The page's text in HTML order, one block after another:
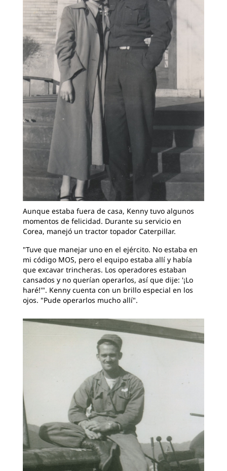
Aunque estaba fuera de casa, Kenny tuvo algunos
momentos de felicidad. Durante su servicio en
Corea, manejó un tractor topador Caterpillar.
"Tuve que manejar uno en el ejército. No estaba en
mi código MOS, pero el equipo estaba allí y había
que excavar trincheras. Los operadores estaban
cansados y no querían operarlos, así que dije: '¡Lo
haré!'". Kenny cuenta con un brillo especial en los
ojos. "Pude operarlos mucho allí".